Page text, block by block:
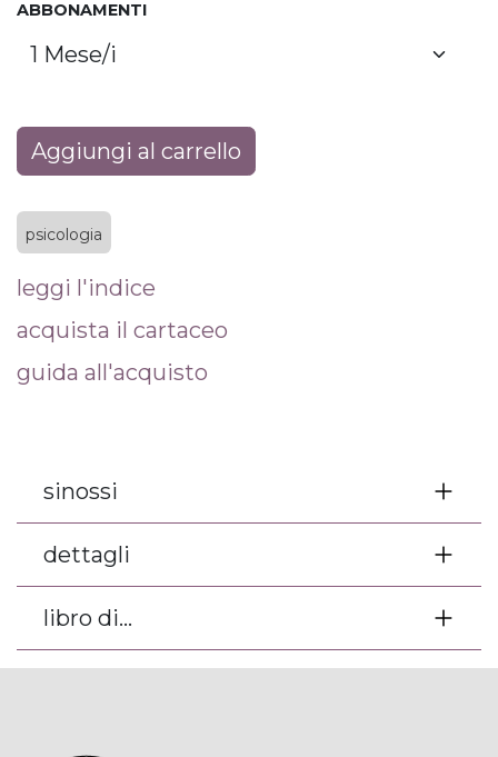
ABBONAMENTI
Aggiungi al carrello
psicologia
leggi l'indice
acquista il cartaceo
guida all'acquisto
sinossi
dettagli
libro di...